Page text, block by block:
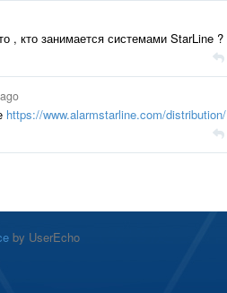
, кто занимается системами StarLine ?
https://www.alarmstarline.com/distribution/
by UserEcho